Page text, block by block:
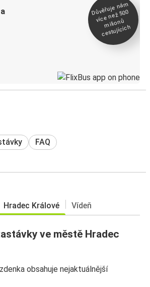
Důvěřuje ná
m
více než 500
milionů
cestujících
FAQ
Hradec Králové Vídeň
ve městě Hradec
obsahuje nejaktuálnější